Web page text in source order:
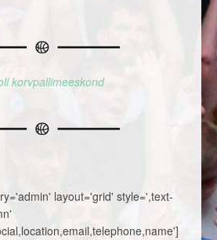
korvpallimeeskond
layout='grid' style=',text-